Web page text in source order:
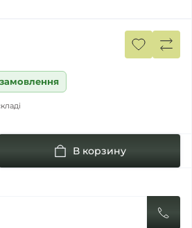
В корзину